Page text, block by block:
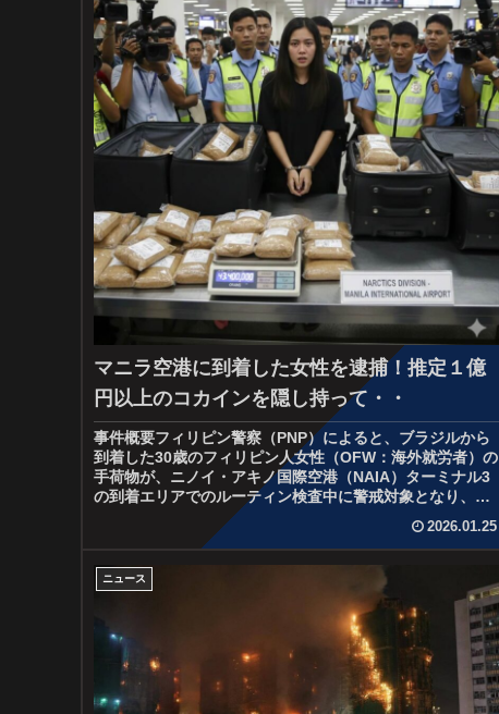
マニラ空港に到着した女性を逮捕！推定１億
円以上のコカインを隠し持って・・
事件概要フィリピン警察（PNP）によると、ブラジルから
到着した30歳のフィリピン人女性（OFW：海外就労者）の
手荷物が、ニノイ・アキノ国際空港（NAIA）ターミナル3
の到着エリアでのルーティン検査中に警戒対象となり、捜
索の結果、コカイン約8...
2026.01.25
ニュース